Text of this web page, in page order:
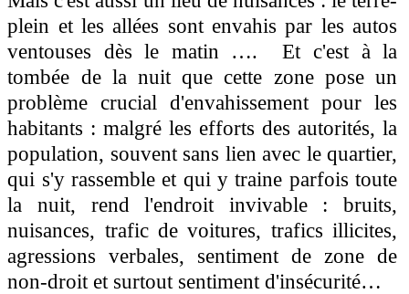
plein et les allées sontenvahis par les autos
ventouses dès le matin …. Et c'est à la
tombée de la nuit que cette zone pose un
problème crucial d'envahissement pour les
habitants : malgré les efforts des autorités, la
population, souvent sans lien avec le quartier,
qui s'y rassemble et qui y traine parfois toute
la nuit, rend l'endroit invivable : bruits,
nuisances, trafic de voitures, trafics illicites,
agressions verbales, sentiment de zone de
non-droit et surtout sentiment d'insécurité…